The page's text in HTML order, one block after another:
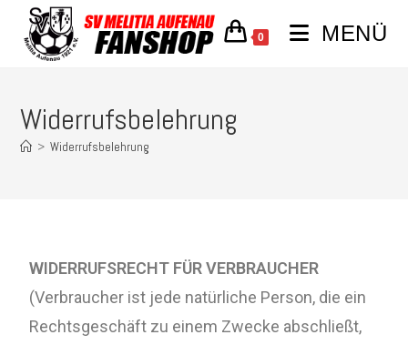
0 MENÜ
Widerrufsbelehrung
> Widerrufsbelehrung
WIDERRUFSRECHT FÜR VERBRAUCHER
(Verbraucher ist jede natürliche Person, die ein
Rechtsgeschäft zu einem Zwecke abschließt,